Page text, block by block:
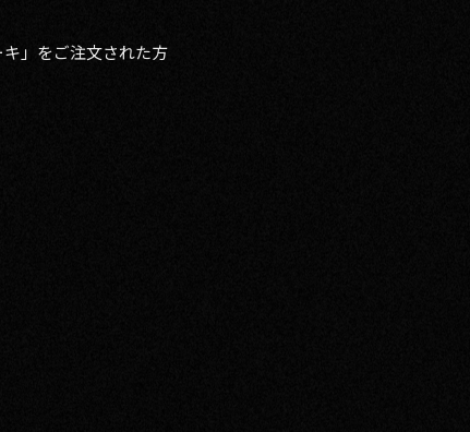
」をご注文された方